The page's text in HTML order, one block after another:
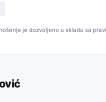
je dozvoljeno u skladu sa